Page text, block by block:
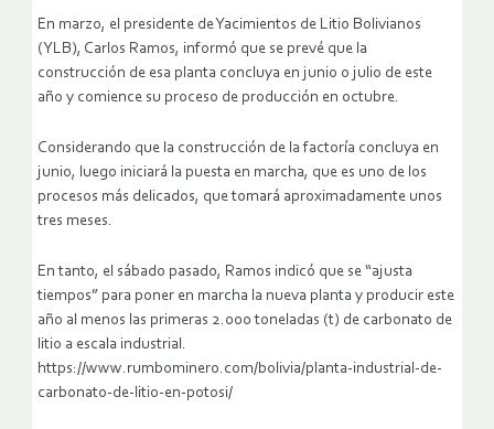
En marzo, el presidente de Yacimientos de Litio Bolivianos
(YLB), Carlos Ramos, informó que se prevé que la
construcción de esa planta concluya en junio o julio de este
año y comience su proceso de producción en octubre.
Considerando que la construcción de la factoría concluya en
junio, luego iniciará la puesta en marcha, que es uno de los
procesos más delicados, que tomará aproximadamente unos
tres meses.
En tanto, el sábado pasado, Ramos indicó que se “ajusta
tiempos” para poner en marcha la nueva planta y producir este
año al menos las primeras 2.000 toneladas (t) de carbonato de
litio a escala industrial.
https://www.rumbominero.com/bolivia/planta-industrial-de-
carbonato-de-litio-en-potosi/